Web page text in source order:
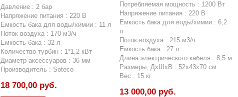
Давление : 2 бар
Напряжение питания : 220 В
Емкость бака для воды/химии : 11 л
Поток воздуха : 170 м3/ч
Емкость бака : 32 л
Количество турбин : 1*1,2 кВт
Диаметр аксессуаров : 36 мм
Производитель : Soteco
18 700,00 руб.
Потребляемая мощность : 1200 Вт
Напряжение питания : 220 В
Емкость бака для воды/химии : 6,2
л
Поток воздуха : 215 м3/ч
Емкость бака : 27 л
Длина электрического кабеля : 8,5 м
Размеры, ДхШхВ : 52х43х70 см
Вес : 15 кг
13 000,00 руб.